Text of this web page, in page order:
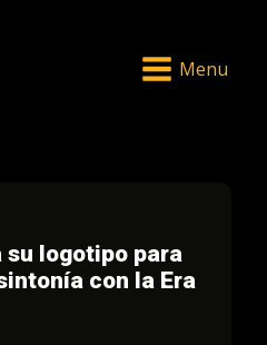
Menu
su logotipo para
con la Era